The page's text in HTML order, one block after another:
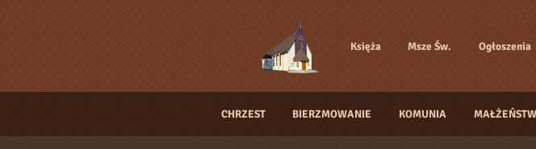
Księża Msze Św. Ogłoszenia
CHRZEST BIERZMOWANIE KOMUNIA